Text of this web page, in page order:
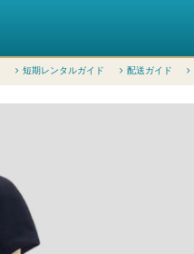
短期レンタルガイド 配送ガイド